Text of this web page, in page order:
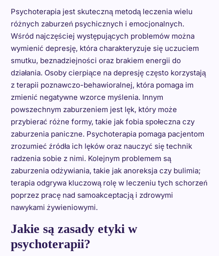
Psychoterapia jest skuteczną metodą leczenia wielu
różnych zaburzeń psychicznych i emocjonalnych.
Wśród najczęściej występujących problemów można
wymienić depresję, która charakteryzuje się uczuciem
smutku, beznadziejności oraz brakiem energii do
działania. Osoby cierpiące na depresję często korzystają
z terapii poznawczo-behawioralnej, która pomaga im
zmienić negatywne wzorce myślenia. Innym
powszechnym zaburzeniem jest lęk, który może
przybierać różne formy, takie jak fobia społeczna czy
zaburzenia paniczne. Psychoterapia pomaga pacjentom
zrozumieć źródła ich lęków oraz nauczyć się technik
radzenia sobie z nimi. Kolejnym problemem są
zaburzenia odżywiania, takie jak anoreksja czy bulimia;
terapia odgrywa kluczową rolę w leczeniu tych schorzeń
poprzez pracę nad samoakceptacją i zdrowymi
nawykami żywieniowymi.
Jakie są zasady etyki w
psychoterapii?